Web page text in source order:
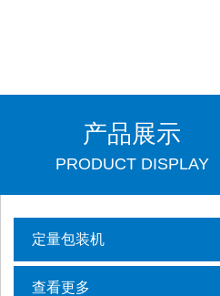
产品展示
PRODUCT DISPLAY
定量包装机
查看更多